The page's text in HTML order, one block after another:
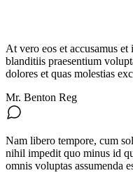
At vero eos et accusamus
blanditiis praesentium
dolores et quas molestias
Mr. Benton Reg
Nam libero tempore, cum
nihil impedit quo minus id
omnis voluptas assumenda